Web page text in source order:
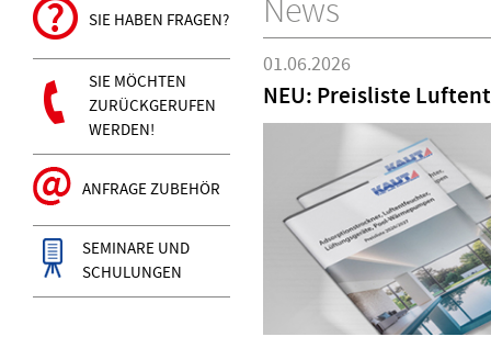
SIE HABEN FRAGEN?
SIE MÖCHTEN
ZURÜCKGERUFEN
WERDEN!
ANFRAGE ZUBEHÖR
SEMINARE UND
SCHULUNGEN
News
01.06.2026
NEU: Preisliste